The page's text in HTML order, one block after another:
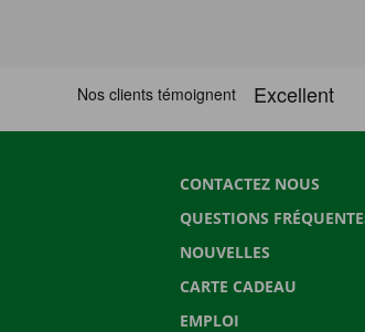
CONTACTEZ NOUS
QUESTIONS
NOUVELLES
CARTE CADEAU
EMPLOI